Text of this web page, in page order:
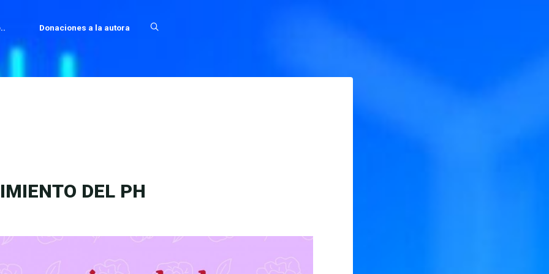
Donaciones a la autora
DEL PH